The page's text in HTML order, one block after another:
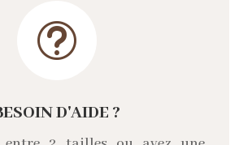
t
D'AIDE ?